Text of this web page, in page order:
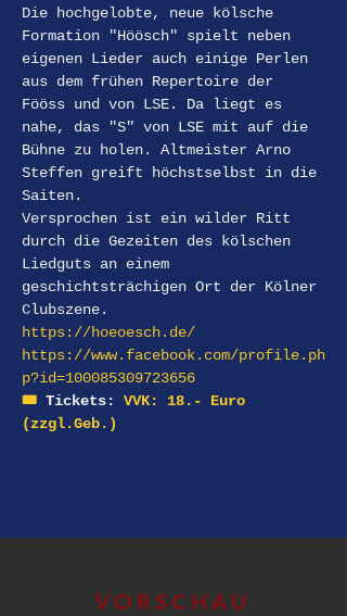
Die hochgelobte, neue kölsche
Formation "Höösch" spielt neben
eigenen Lieder auch einige Perlen
aus dem frühen Repertoire der
Fööss und von LSE. Da liegt es
nahe, das "S" von LSE mit auf die
Bühne zu holen. Altmeister Arno
Steffen greift höchstselbst in die
Saiten.
Versprochen ist ein wilder Ritt
durch die Gezeiten des kölschen
Liedguts an einem
geschichtsträchigen Ort der Kölner
Clubszene.
https://hoeoesch.de/
https://www.facebook.com/profile.ph
p?id=100085309723656
🎟️ Tickets:
VVK: 18.- Euro
(zzgl.Geb.)
VORSCHAU